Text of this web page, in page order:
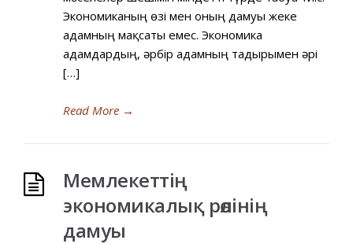
Экономиканың өзі мен оның дамуы жеке
адамның мақсаты емес. Экономика
адамдардың, әрбір адамның тағдырымен әрі
[…]
Read More →
Мемлекеттің
экономикалық рөлінің
дамуы